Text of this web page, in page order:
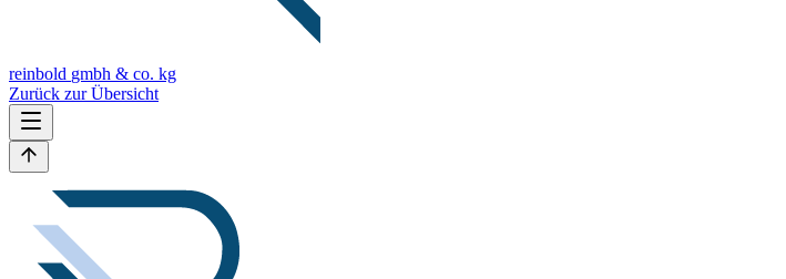
reinbold gmbh & co. kg
Zurück zur Übersicht